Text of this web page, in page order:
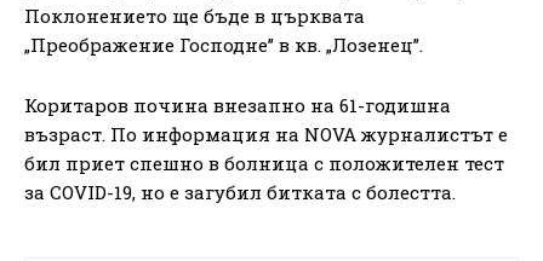
Поклонението ще бъде в църквата
„Преображение Господне” в кв. „Лозенец”.
Коритаров почина внезапно на 61-годишна
възраст. По информация на NOVA журналистът е
бил приет спешно в болница с положителен тест
за COVID-19, но е загубил битката с болестта.